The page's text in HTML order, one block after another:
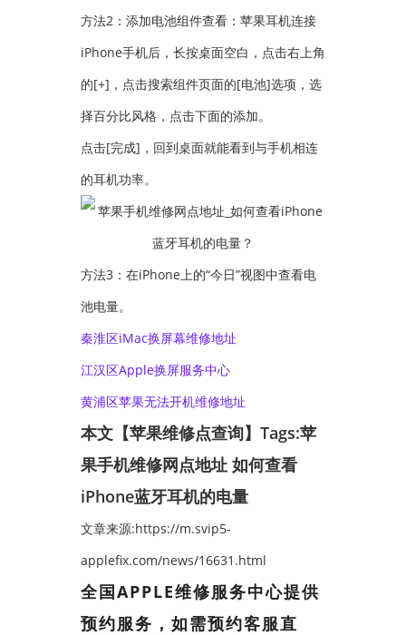
方法2：添加电池组件查看：苹果耳机连接
iPhone手机后，长按桌面空白，点击右上角
的[+]，点击搜索组件页面的[电池]选项，选
择百分比风格，点击下面的添加。
点击[完成]，回到桌面就能看到与手机相连
的耳机功率。
方法3：在iPhone上的“今日”视图中查看电
池电量。
秦淮区iMac换屏幕维修地址
江汉区Apple换屏服务中心
黄浦区苹果无法开机维修地址
本文【苹果维修点查询】Tags:苹
果手机维修网点地址 如何查看
iPhone蓝牙耳机的电量
文章来源:https://m.svip5-
applefix.com/news/16631.html
全国APPLE维修服务中心提供
预约服务，如需预约客服直